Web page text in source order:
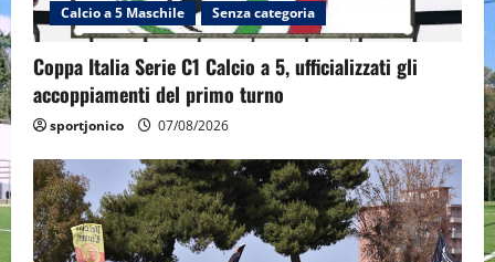
Calcio a 5 Maschile Senza categoria
Coppa Italia Serie C1 Calcio a 5, ufficializzati gli
accoppiamenti del primo turno
sportjonico 07/08/2026